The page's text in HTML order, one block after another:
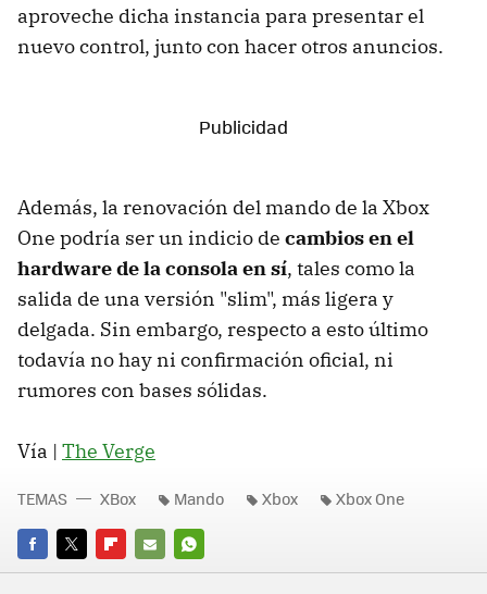
aproveche dicha instancia para presentar el
nuevo control, junto con hacer otros anuncios.
Además, la renovación del mando de la Xbox
One podría ser un indicio de cambios en el
hardware de la consola en sí, tales como la
salida de una versión "slim", más ligera y
delgada. Sin embargo, respecto a esto último
todavía no hay ni confirmación oficial, ni
rumores con bases sólidas.
Vía | The Verge
FACEBOOK
TWITTERFLIPBOARD
E-
WHATSAPP
TEMAS XBox Mando Xbox Xbox One